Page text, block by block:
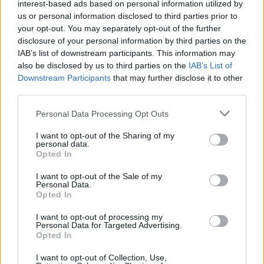
interest-based ads based on personal information utilized by
us or personal information disclosed to third parties prior to
your opt-out. You may separately opt-out of the further
disclosure of your personal information by third parties on the
IAB’s list of downstream participants. This information may
also be disclosed by us to third parties on the IAB’s List of
Downstream Participants that may further disclose it to other
Personal Data Processing Opt Outs
I want to opt-out of the Sharing of my
personal data.
Opted In
I want to opt-out of the Sale of my
Personal Data.
Opted In
I want to opt-out of processing my
Personal Data for Targeted Advertising.
Opted In
I want to opt-out of Collection, Use,
Ροή ειδήσεων Δημοφιλή
11:34
Χανιά: Η παράδοση ζωντανεύει στους δρόμους των
Καβρό - Συγκλονιστικό βίντεο
Το μεγάλο στοίχημα του ΠΑΣΟΚ στην Κρήτη με την
εκδήλωση για την 3η του Σεπτέμβρη!